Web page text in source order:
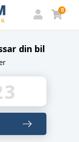
0
din bil